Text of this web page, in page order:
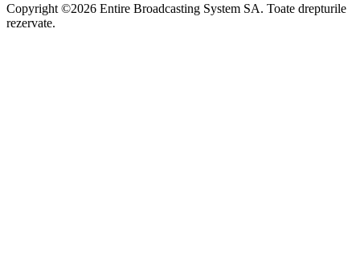
Copyright ©2026 Entire Broadcasting System SA. Toate drepturile
rezervate.